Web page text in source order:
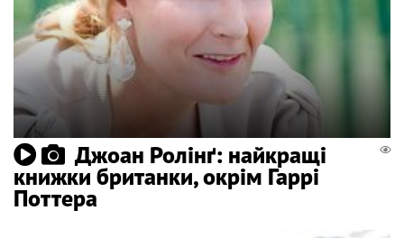
Джоан Ролінґ: найкращі
книжки британки, окрім Гаррі
Поттера